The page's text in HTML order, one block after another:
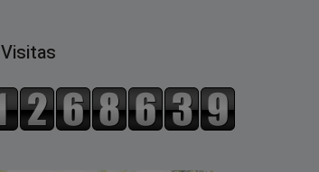
Visitas